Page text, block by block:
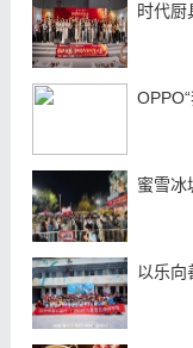
时代厨
蜜雪冰
以乐向